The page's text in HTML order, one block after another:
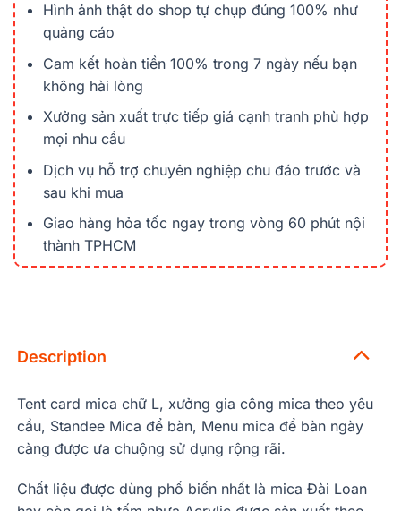
Hình ảnh thật do shop tự chụp đúng 100% như
quảng cáo
Cam kết hoàn tiền 100% trong 7 ngày nếu bạn
không hài lòng
Xưởng sản xuất trực tiếp giá cạnh tranh phù hợp
mọi nhu cầu
Dịch vụ hỗ trợ chuyên nghiệp chu đáo trước và
sau khi mua
Giao hàng hỏa tốc ngay trong vòng 60 phút nội
thành TPHCM
Description
Tent card mica chữ L, xưởng gia công mica theo yêu
cầu, Standee Mica để bàn, Menu mica để bàn ngày
càng được ưa chuộng sử dụng rộng rãi.
Chất liệu được dùng phổ biến nhất là mica Đài Loan